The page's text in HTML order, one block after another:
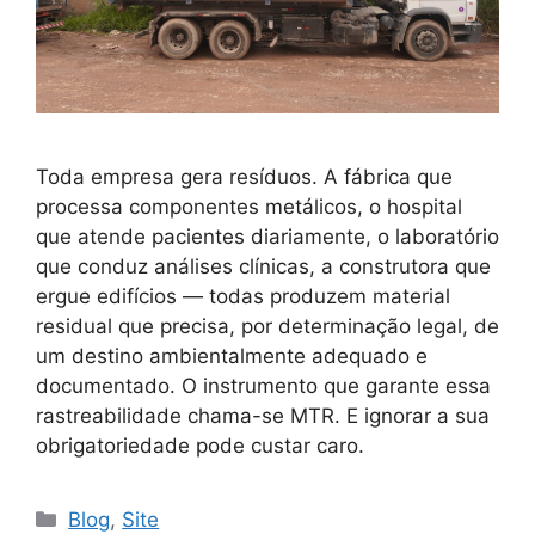
Toda empresa gera resíduos. A fábrica que
processa componentes metálicos, o hospital
que atende pacientes diariamente, o laboratório
que conduz análises clínicas, a construtora que
ergue edifícios — todas produzem material
residual que precisa, por determinação legal, de
um destino ambientalmente adequado e
documentado. O instrumento que garante essa
rastreabilidade chama-se MTR. E ignorar a sua
obrigatoriedade pode custar caro.
Blog, Site